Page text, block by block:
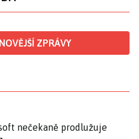
ZPRÁVY
nečekaně prodlužuje